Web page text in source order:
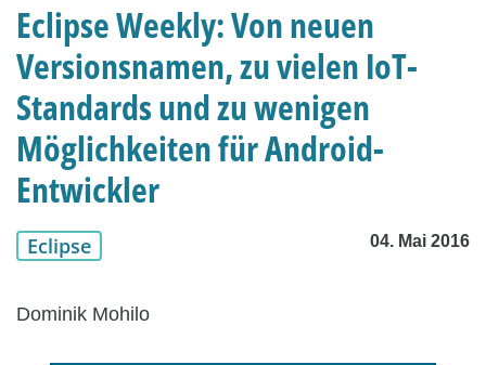
Eclipse Weekly: Von neuen
Versionsnamen, zu vielen IoT-
Standards und zu wenigen
Möglichkeiten für Android-
Entwickler
Eclipse 04. Mai 2016
Dominik Mohilo